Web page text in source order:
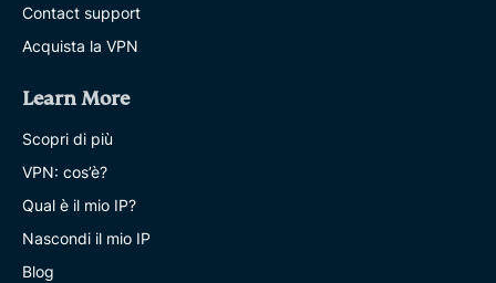
Contact support
Acquista la VPN
Learn More
Scopri di più
VPN: cos’è?
Qual è il mio IP?
Nascondi il mio IP
Blog